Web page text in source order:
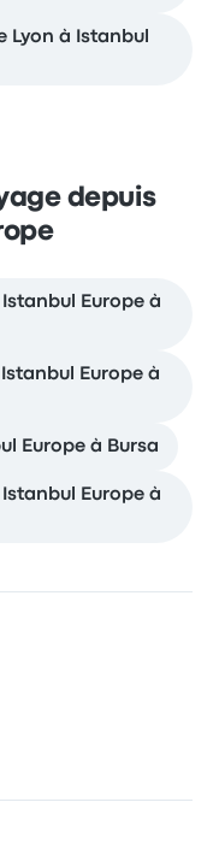
Lyon à Istanbul
depuis
Istanbul Europe à
Europe à
Europe à Bursa
Istanbul Europe à